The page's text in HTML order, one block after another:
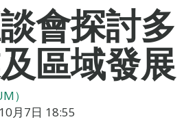
會探討多
區域發展
）
月7日 18:55